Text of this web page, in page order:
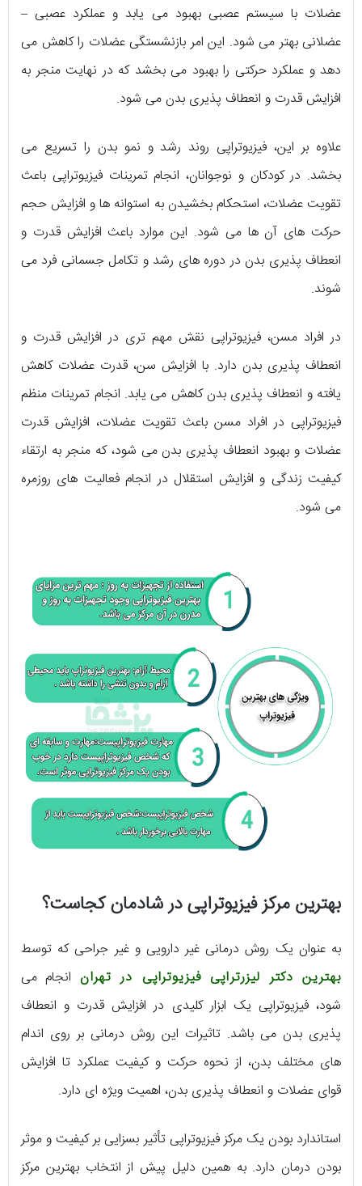
عضلات با سیستم عصبی بهبود می ‌یابد و عملکرد عصبی –
عضلانی بهتر می شود. این امر بازنشستگی عضلات را کاهش می
‌دهد و عملکرد حرکتی را بهبود می ‌بخشد که در نهایت منجر به
افزایش قدرت و انعطاف پذیری بدن می ‌شود.
علاوه بر این، فیزیوتراپی روند رشد و نمو بدن را تسریع می
‌بخشد. در کودکان و نوجوانان، انجام تمرینات فیزیوتراپی باعث
تقویت عضلات، استحکام بخشیدن به استوانه‌ ها و افزایش حجم
حرکت ‌های آن‌ ها می ‌شود. این موارد باعث افزایش قدرت و
انعطاف پذیری بدن در دوره ‌های رشد و تکامل جسمانی فرد می‌
‌شوند.
در افراد مسن، فیزیوتراپی نقش مهم تری در افزایش قدرت و
انعطاف پذیری بدن دارد. با افزایش سن، قدرت عضلات کاهش
یافته و انعطاف پذیری بدن کاهش می ‌یابد. انجام تمرینات منظم
فیزیوتراپی در افراد مسن باعث تقویت عضلات، افزایش قدرت
عضلات و بهبود انعطاف پذیری بدن می ‌شود، که منجر به ارتقاء
کیفیت زندگی و افزایش استقلال در انجام فعالیت‌ ‌های روزمره
می ‌شود.
بهترین مرکز فیزیوتراپی در شادمان کجاست؟
به عنوان یک روش درمانی غیر دارویی و غیر جراحی که توسط
بهترین دکتر لیزرتراپی فیزیوتراپی در تهران انجام می
شود، فیزیوتراپی یک ابزار کلیدی در افزایش قدرت و انعطاف
پذیری بدن می باشد. تاثیرات این روش درمانی بر روی اندام
‌های مختلف بدن، از نحوه حرکت و کیفیت عملکرد تا افزایش
قوای عضلات و انعطاف پذیری بدن، اهمیت ویژه ‌ای دارد.
استاندارد بودن یک مرکز فیزیوتراپی تأثیر بسزایی بر کیفیت و موثر
بودن درمان دارد. به همین دلیل پیش از انتخاب بهترین مرکز